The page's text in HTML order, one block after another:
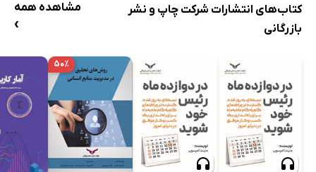
کتاب‌های انتشارات شرکت چاپ و نشر
بازرگانی
مشاهده همه
›
۵۰٪